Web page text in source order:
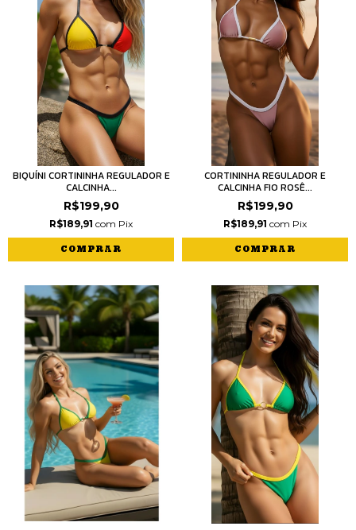
BIQUÍNI CORTININHA REGULADOR E
CALCINHA...
R$199,90
R$189,91 com Pix
COMPRAR
CORTININHA REGULADOR E
CALCINHA FIO ROSÊ...
R$199,90
R$189,91 com Pix
COMPRAR